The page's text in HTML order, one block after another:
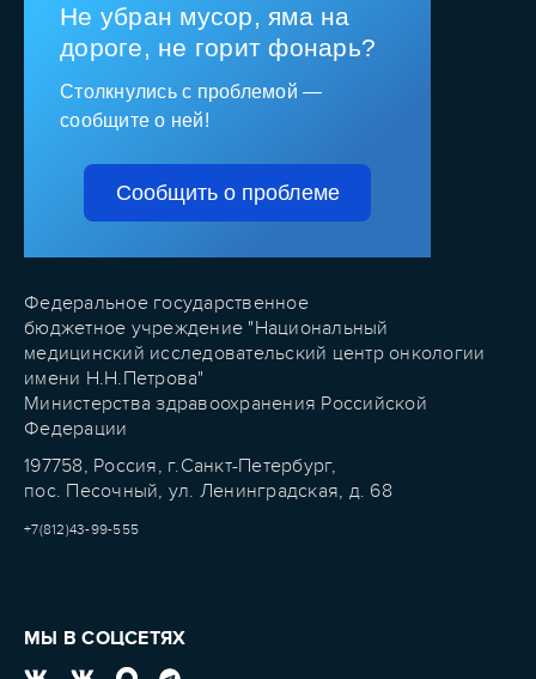
Не убран мусор, яма на
дороге, не горит фонарь?
Столкнулись с проблемой —
сообщите о ней!
Сообщить о проблеме
Федеральное государственное
бюджетное учреждение "Национальный
медицинский исследовательский центр онкологии
имени Н.Н.Петрова"
Министерства здравоохранения Российской
Федерации
197758, Россия, г.Санкт-Петербург,
пос. Песочный, ул. Ленинградская, д. 68
+7(812)43-99-555
МЫ В СОЦСЕТЯХ